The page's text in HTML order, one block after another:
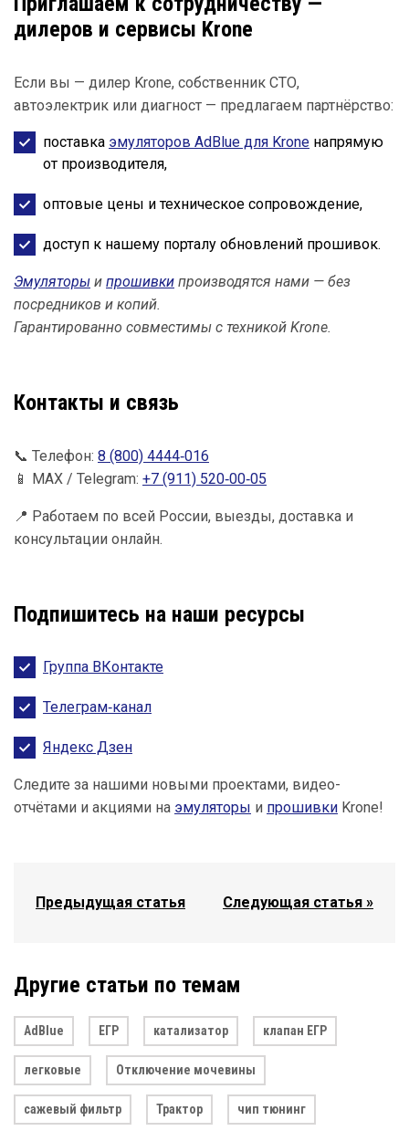
дилеров и сервисы Krone
Если вы — дилер Krone, собственник СТО,
автоэлектрик или диагност — предлагаем партнёрство:
поставка эмуляторов AdBlue для Krone напрямую
от производителя,
оптовые цены и техническое сопровождение,
доступ к нашему порталу обновлений прошивок.
Эмуляторы и прошивки производятся нами — без
посредников и копий.
Гарантированно совместимы с техникой Krone.
Контакты и связь
📞 Телефон: 8 (800) 4444‑016
📱 МАХ / Telegram: +7 (911) 520‑00‑05
📍 Работаем по всей России, выезды, доставка и
консультации онлайн.
Подпишитесь на наши ресурсы
Группа ВКонтакте
Телеграм‑канал
Яндекс Дзен
Следите за нашими новыми проектами, видео-
отчётами и акциями на эмуляторы и прошивки Krone!
Предыдущая статья Следующая статья »
Другие статьи по темам
AdBlue ЕГР катализатор клапан ЕГР
легковые Отключение мочевины
сажевый фильтр Трактор чип тюнинг